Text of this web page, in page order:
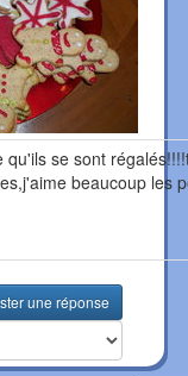
qu'ils se sont
beaucoup les
une réponse